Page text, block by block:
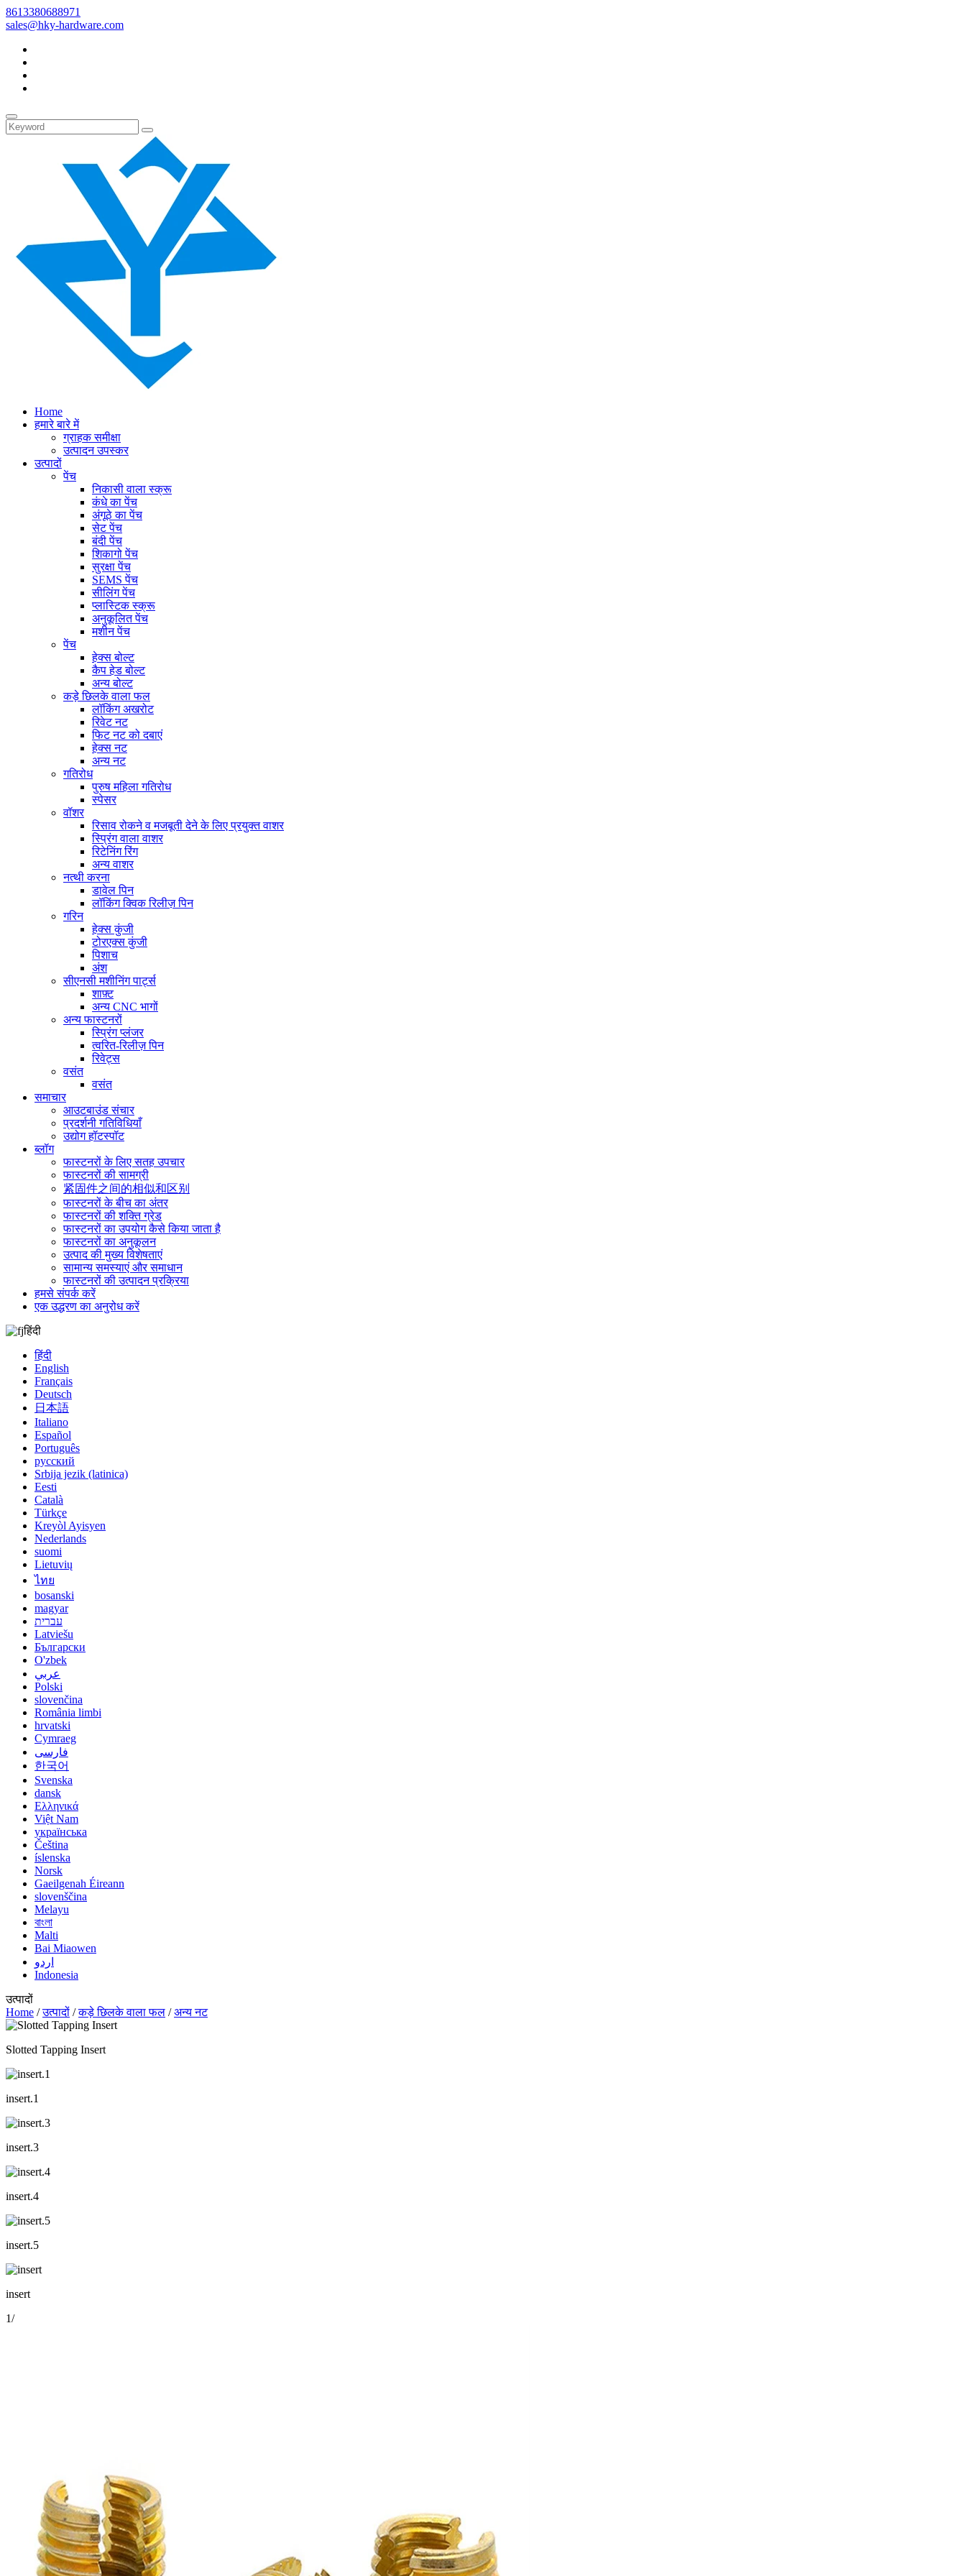
8613380688971
sales@hky-hardware.com
Home
हमारे बारे में
ग्राहक समीक्षा
उत्पादन उपस्कर
उत्पादों
पेंच
निकासी वाला स्क्रू
कंधे का पेंच
अंगूठे का पेंच
सेट पेंच
बंदी पेंच
शिकागो पेंच
सुरक्षा पेंच
SEMS पेंच
सीलिंग पेंच
प्लास्टिक स्क्रू
अनुकूलित पेंच
मशीन पेंच
पेंच
हेक्स बोल्ट
कैप हेड बोल्ट
अन्य बोल्ट
कड़े छिलके वाला फल
लॉकिंग अखरोट
रिवेट नट
फिट नट को दबाएं
हेक्स नट
अन्य नट
गतिरोध
पुरुष महिला गतिरोध
स्पेसर
वॉशर
रिसाव रोकने व मजबूती देने के लिए प्रयुक्त वाशर
स्प्रिंग वाला वाशर
रिटेनिंग रिंग
अन्य वाशर
नत्थी करना
डावेल पिन
लॉकिंग क्विक रिलीज़ पिन
गरिन
हेक्स कुंजी
टोरएक्स कुंजी
पिशाच
अंश
सीएनसी मशीनिंग पार्ट्स
शाफ़्ट
अन्य CNC भागों
अन्य फास्टनरों
स्प्रिंग प्लंजर
त्वरित-रिलीज़ पिन
रिवेट्स
वसंत
वसंत
समाचार
आउटबाउंड संचार
प्रदर्शनी गतिविधियाँ
उद्योग हॉटस्पॉट
ब्लॉग
फास्टनरों के लिए सतह उपचार
फास्टनरों की सामग्री
紧固件之间的相似和区别
फास्टनरों के बीच का अंतर
फास्टनरों की शक्ति ग्रेड
फास्टनरों का उपयोग कैसे किया जाता है
फास्टनरों का अनुकूलन
उत्पाद की मुख्य विशेषताएं
सामान्य समस्याएं और समाधान
फास्टनरों की उत्पादन प्रक्रिया
हमसे संपर्क करें
एक उद्धरण का अनुरोध करें
हिंदी
हिंदी
English
Français
Deutsch
日本語
Italiano
Español
Português
русский
Srbija jezik (latinica)
Eesti
Català
Türkçe
Kreyòl Ayisyen
Nederlands
suomi
Lietuvių
ไทย
bosanski
magyar
עברית
Latviešu
Български
O'zbek
عربي
Polski
slovenčina
România limbi
hrvatski
Cymraeg
فارسی
한국어
Svenska
dansk
Ελληνικά
Việt Nam
українська
Čeština
íslenska
Norsk
Gaeilgenah Éireann
slovenščina
Melayu
বাংলা
Malti
Bai Miaowen
اردو
Indonesia
उत्पादों
Home /उत्पादों /कड़े छिलके वाला फल /अन्य नट
Slotted Tapping Insert
insert.1
insert.3
insert.4
insert.5
insert
1/